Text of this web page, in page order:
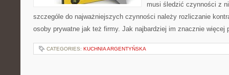
musi śledzić czynności z
szczególe do najważniejszych czynności należy rozliczanie
osoby prywatne jak też firmy. Jak najbardziej im znacznie
CATEGORIES: KUCHNIA ARGENTYŃSKA